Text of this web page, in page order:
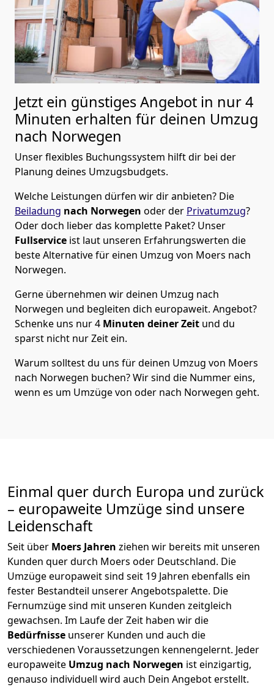
Jetzt ein günstiges Angebot in nur4
Minuten erhalten für deinen Umzug
nach Norwegen
Unser flexibles Buchungssystem hilft dir bei der
Planung deines Umzugsbudgets.
Welche Leistungen dürfen wir dir anbieten? Die
Beiladung nach Norwegen oder der Privatumzug?
Oder doch lieber das komplette Paket? Unser
Fullservice ist laut unseren Erfahrungswerten die
beste Alternative für einen Umzug von Moers nach
Norwegen.
Gerne übernehmen wir deinen Umzug nach
Norwegen und begleiten dich europaweit. Angebot?
Schenke uns nur4 Minuten deiner Zeit und du
sparst nicht nur Zeit ein.
Warum solltest du uns für deinen Umzug von Moers
nach Norwegen buchen? Wir sind die Nummer eins,
wenn es um Umzüge von oder nach Norwegen geht.
Einmal quer durch Europa und zurück
– europaweite Umzüge sind unsere
Leidenschaft
Seit über Moers Jahren ziehen wir bereits mit unseren
Kunden quer durch Moers oder Deutschland. Die
Umzüge europaweit sind seit 19 Jahren ebenfalls ein
fester Bestandteil unserer Angebotspalette. Die
Fernumzüge sind mit unseren Kunden zeitgleich
gewachsen. Im Laufe der Zeit haben wir die
Bedürfnisse unserer Kunden und auch die
verschiedenen Voraussetzungen kennengelernt. Jeder
europaweite Umzug nach Norwegen ist einzigartig,
genauso individuell wird auch Dein Angebot erstellt.